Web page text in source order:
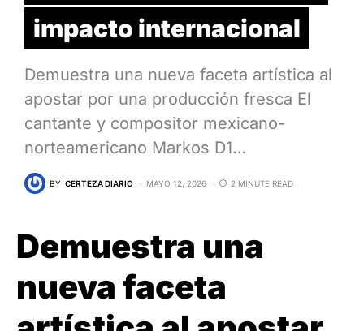
impacto internacional
Demuestra una nueva faceta artística al
apostar por una producción fresca El
cantante y compositor mexicano-
norteamericano Markos D1…
BY CERTEZA DIARIO MAYO 12, 2026 2 MINUTE READ
Demuestra una
nueva faceta